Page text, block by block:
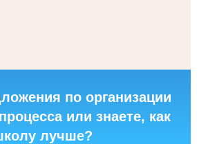
по организации
или знаете, как
лучше?